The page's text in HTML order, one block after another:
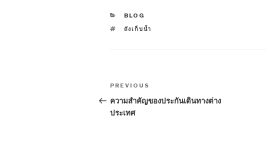
CATEGORIES
BLOG
TAGS
ถังเก็บน้ำ
Post
navigation
Previous
Post
PREVIOUS
ความสำคัญของประกันเดินทางต่าง
ประเทศ